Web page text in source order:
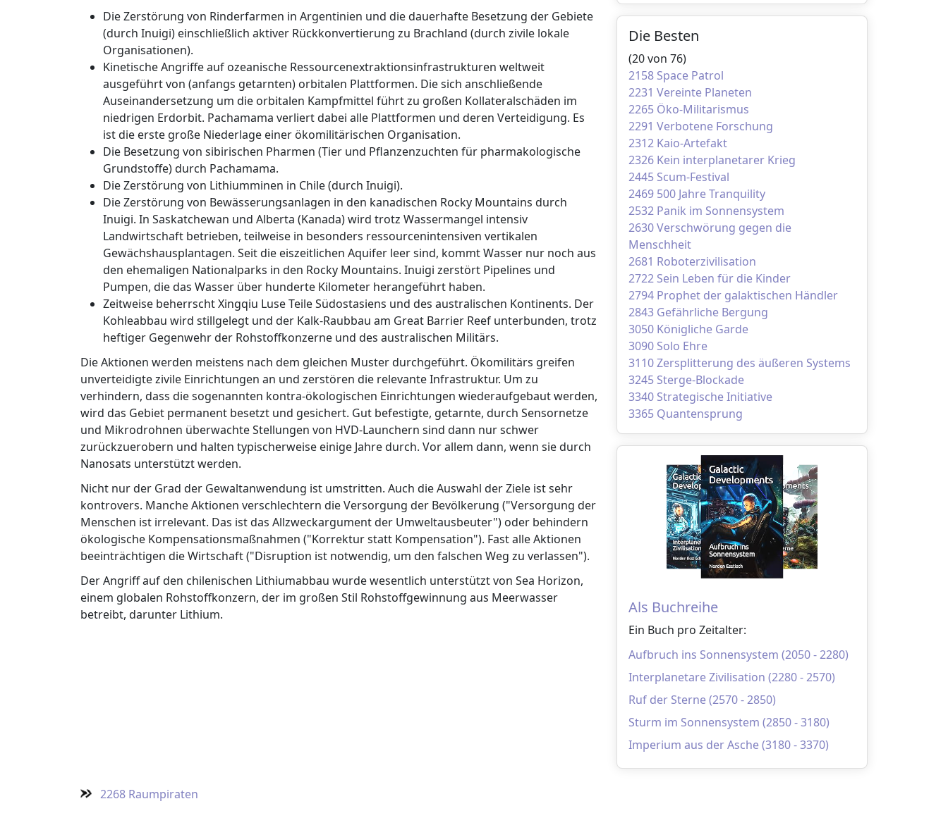
Die Zerstörung von Rinderfarmen in Argentinien und die dauerhafte Besetzung der Gebiete
(durch Inuigi) einschließlich aktiver Rückkonvertierung zu Brachland (durch zivile lokale
Organisationen).
Kinetische Angriffe auf ozeanische Ressourcenextraktionsinfrastrukturen weltweit
ausgeführt von (anfangs getarnten) orbitalen Plattformen. Die sich anschließende
Auseinandersetzung um die orbitalen Kampfmittel führt zu großen Kollateralschäden im
niedrigen Erdorbit. Pachamama verliert dabei alle Plattformen und deren Verteidigung. Es
ist die erste große Niederlage einer ökomilitärischen Organisation.
Die Besetzung von sibirischen Pharmen (Tier und Pflanzenzuchten für pharmakologische
Grundstoffe) durch Pachamama.
Die Zerstörung von Lithiumminen in Chile (durch Inuigi).
Die Zerstörung von Bewässerungsanlagen in den kanadischen Rocky Mountains durch
Inuigi. In Saskatchewan und Alberta (Kanada) wird trotz Wassermangel intensiv
Landwirtschaft betrieben, teilweise in besonders ressourcenintensiven vertikalen
Gewächshausplantagen. Seit die eiszeitlichen Aquifer leer sind, kommt Wasser nur noch aus
den ehemaligen Nationalparks in den Rocky Mountains. Inuigi zerstört Pipelines und
Pumpen, die das Wasser über hunderte Kilometer herangeführt haben.
Zeitweise beherrscht Xingqiu Luse Teile Südostasiens und des australischen Kontinents. Der
Kohleabbau wird stillgelegt und der Kalk-Raubbau am Great Barrier Reef unterbunden, trotz
heftiger Gegenwehr der Rohstoffkonzerne und des australischen Militärs.
Die Aktionen werden meistens nach dem gleichen Muster durchgeführt. Ökomilitärs greifen
unverteidigte zivile Einrichtungen an und zerstören die relevante Infrastruktur. Um zu
verhindern, dass die sogenannten kontra-ökologischen Einrichtungen wiederaufgebaut werden,
wird das Gebiet permanent besetzt und gesichert. Gut befestigte, getarnte, durch Sensornetze
und Mikrodrohnen überwachte Stellungen von HVD-Launchern sind dann nur schwer
zurückzuerobern und halten typischerweise einige Jahre durch. Vor allem dann, wenn sie durch
Nanosats unterstützt werden.
Nicht nur der Grad der Gewaltanwendung ist umstritten. Auch die Auswahl der Ziele ist sehr
kontrovers. Manche Aktionen verschlechtern die Versorgung der Bevölkerung ("Versorgung der
Menschen ist irrelevant. Das ist das Allzweckargument der Umweltausbeuter") oder behindern
ökologische Kompensationsmaßnahmen ("Korrektur statt Kompensation"). Fast alle Aktionen
beeinträchtigen die Wirtschaft ("Disruption ist notwendig, um den falschen Weg zu verlassen").
Der Angriff auf den chilenischen Lithiumabbau wurde wesentlich unterstützt von Sea Horizon,
einem globalen Rohstoffkonzern, der im großen Stil Rohstoffgewinnung aus Meerwasser
betreibt, darunter Lithium.
Die Besten
(20 von 76)
2158 Space Patrol
2231 Vereinte Planeten
2265 Öko-Militarismus
2291 Verbotene Forschung
2312 Kaio-Artefakt
2326 Kein interplanetarer Krieg
2445 Scum-Festival
2469 500 Jahre Tranquility
2532 Panik im Sonnensystem
2630 Verschwörung gegen die
Menschheit
2681 Roboterzivilisation
2722 Sein Leben für die Kinder
2794 Prophet der galaktischen Händler
2843 Gefährliche Bergung
3050 Königliche Garde
3090 Solo Ehre
3110 Zersplitterung des äußeren Systems
3245 Sterge-Blockade
3340 Strategische Initiative
3365 Quantensprung
Als Buchreihe
Ein Buch pro Zeitalter:
Aufbruch ins Sonnensystem (2050 - 2280)
Interplanetare Zivilisation (2280 - 2570)
Ruf der Sterne (2570 - 2850)
Sturm im Sonnensystem (2850 - 3180)
Imperium aus der Asche (3180 - 3370)
2268 Raumpiraten